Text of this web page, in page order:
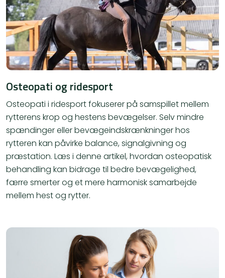
Osteopati og ridesport
Osteopati i ridesport fokuserer på samspillet mellem
rytterens krop og hestens bevægelser. Selv mindre
spændinger eller bevægeindskrænkninger hos
rytteren kan påvirke balance, signalgivning og
præstation. Læs i denne artikel, hvordan osteopatisk
behandling kan bidrage til bedre bevægelighed,
færre smerter og et mere harmonisk samarbejde
mellem hest og rytter.